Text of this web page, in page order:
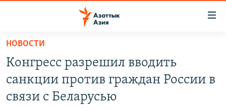
Вернуться
основному
содержанию
КАЗАХСТАН
КЫРГЫЗСТАН
НОВОСТИ
ВОЙНА В УКРАИНЕ
НОВОСТИ
Конгресс разрешил вводить
санкции против граждан России в
связи с Беларусью